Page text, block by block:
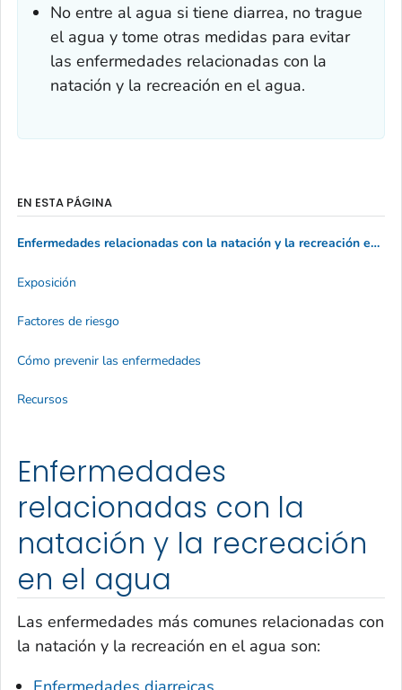
No entre al agua si tiene diarrea, no trague
el agua y tome otras medidas para evitar
las enfermedades relacionadas con la
natación y la recreación en el agua.
Enfermedades
relacionadas con la
natación y la recreación
en el agua
Las enfermedades más comunes relacionadas con
la natación y la recreación en el agua son:
EN ESTA PÁGINA
Enfermedades relacionadas con la natación y la recreación en el agua
Exposición
Factores de riesgo
Cómo prevenir las enfermedades
Recursos